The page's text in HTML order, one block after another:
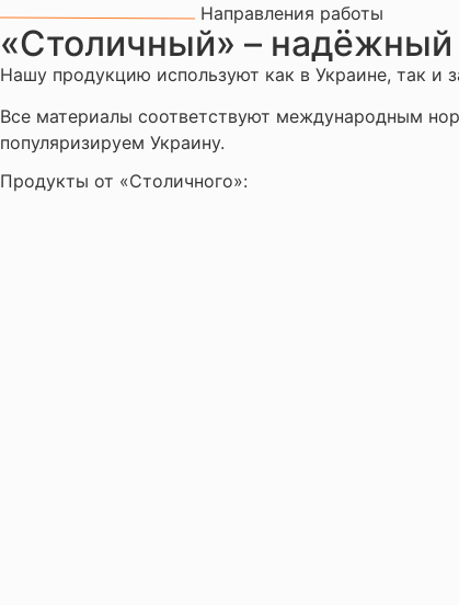
Направления работы
«Столичный» – надёжный
Нашу продукцию используют как в Украине, так и
Все материалы соответствуют международным
популяризируем Украину.
Продукты от «Столичного»: